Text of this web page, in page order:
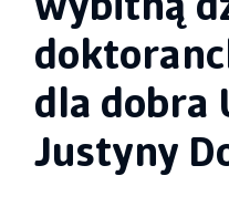
dla dobra
Justyny